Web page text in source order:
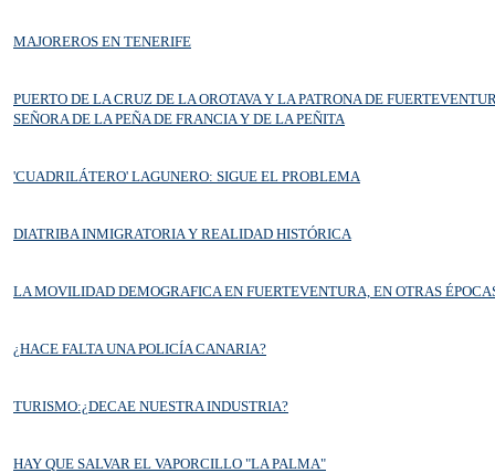
MAJOREROS EN TENERIFE
PUERTO DE LA CRUZ DE LA OROTAVA Y LA PATRONA DE
SEÑORA DE LA PEÑA DE FRANCIA Y DE LA PEÑITA
'CUADRILÁTERO' LAGUNERO: SIGUE EL PROBLEMA
DIATRIBA INMIGRATORIA Y REALIDAD HISTÓRICA
LA MOVILIDAD DEMOGRAFICA EN FUERTEVENTURA, EN OTRAS
¿HACE FALTA UNA POLICÍA CANARIA?
TURISMO:¿DECAE NUESTRA INDUSTRIA?
HAY QUE SALVAR EL VAPORCILLO "LA PALMA"